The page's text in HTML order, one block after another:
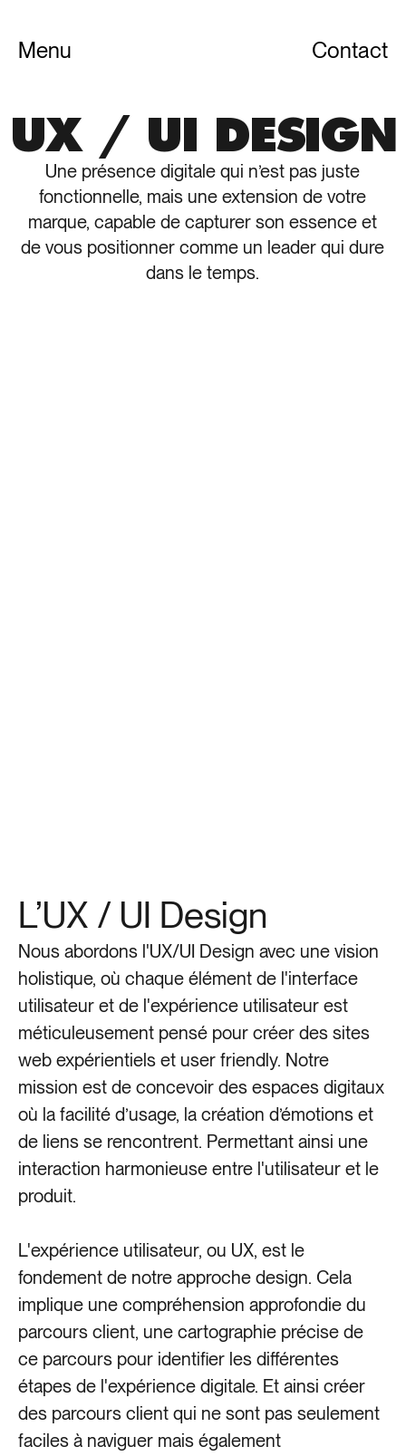
Menu
Contact
UX / UI DESIGN
Une présence digitale qui n’est pas juste
fonctionnelle, mais une extension de votre
marque, capable de capturer son essence et
de vous positionner comme un leader qui dure
dans le temps.
Les Terrasses du Port
L’UX / UI Design
Nous abordons l'UX/UI Design avec une vision
holistique, où chaque élément de l'interface
utilisateur et de l'expérience utilisateur est
méticuleusement pensé pour créer des sites
web expérientiels et user friendly. Notre
mission est de concevoir des espaces digitaux
où la facilité d’usage, la création d’émotions et
de liens se rencontrent. Permettant ainsi une
interaction harmonieuse entre l'utilisateur et le
produit.
L'expérience utilisateur, ou UX, est le
fondement de notre approche design. Cela
implique une compréhension approfondie du
parcours client, une cartographie précise de
ce parcours pour identifier les différentes
étapes de l'expérience digitale. Et ainsi créer
des parcours client qui ne sont pas seulement
faciles à naviguer mais également